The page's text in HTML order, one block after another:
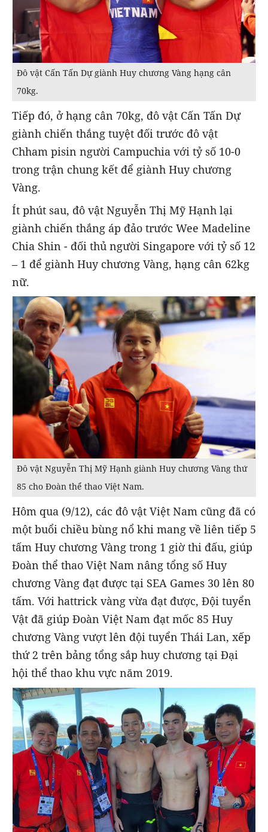
Đô vật Cấn Tấn Dự giành Huy chương Vàng hạng cân
70kg.
Tiếp đó, ở hạng cân 70kg, đô vật Cấn Tấn Dự
giành chiến thắng tuyệt đối trước đô vật
Chham pisin người Campuchia với tỷ số 10-0
trong trận chung kết để giành Huy chương
Vàng.
Ít phút sau, đô vật Nguyễn Thị Mỹ Hạnh lại
giành chiến thắng áp đảo trước Wee Madeline
Chia Shin - đối thủ người Singapore với tỷ số 12
– 1 để giành Huy chương Vàng, hạng cân 62kg
nữ.
Đô vật Nguyễn Thị Mỹ Hạnh giành Huy chương Vàng thứ
85 cho Đoàn thể thao Việt Nam.
Hôm qua (9/12), các đô vật Việt Nam cũng đã có
một buổi chiều bùng nổ khi mang về liên tiếp 5
tấm Huy chương Vàng trong 1 giờ thi đấu, giúp
Đoàn thể thao Việt Nam nâng tổng số Huy
chương Vàng đạt được tại SEA Games 30 lên 80
tấm. Với hattrick vàng vừa đạt được, Đội tuyển
Vật đã giúp Đoàn Việt Nam đạt mốc 85 Huy
chương Vàng vượt lên đội tuyển Thái Lan, xếp
thứ 2 trên bảng tổng sắp huy chương tại Đại
hội thể thao khu vực năm 2019.